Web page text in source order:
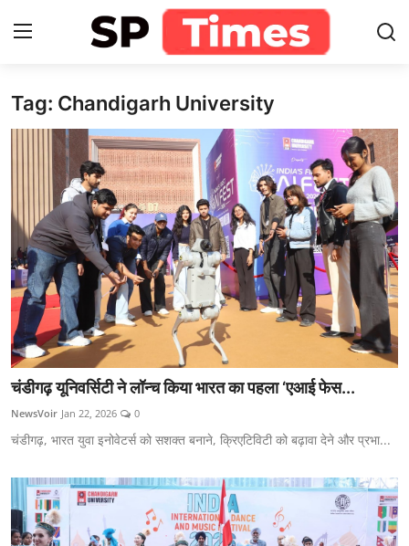
Login Register
Home
Contact
About
खेल
राजस्थान
मनोरंजन
शिक्षा
टेक्नोलॉजी
Tag: Chandigarh University
चंडीगढ़ यूनिवर्सिटी ने लॉन्च किया भारत का पहला ‘एआई फेस...
NewsVoir Jan 22, 2026 0
चंडीगढ़, भारत युवा इनोवेटर्स को सशक्त बनाने, क्रिएटिविटी को बढ़ावा देने और प्रभा...